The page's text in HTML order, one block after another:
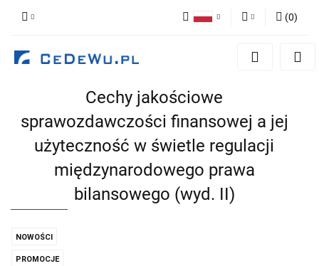
Zaloguj się
Dodaj zgłoszenie
Zgody cookies
(0)
Cechy jakościowe
sprawozdawczości finansowej a jej
użyteczność w świetle regulacji
międzynarodowego prawa
bilansowego (wyd. II)
NOWOŚCI
PROMOCJE